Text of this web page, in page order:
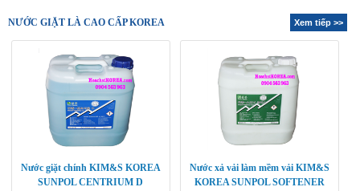
NƯỚC GIẶT LÀ CAO CẤP KOREA Xem tiếp >>
Nước giặt chính KIM&S KOREA
SUNPOL CENTRIUM D
Nước xả vải làm mềm vải KIM&S
KOREA SUNPOL SOFTENER